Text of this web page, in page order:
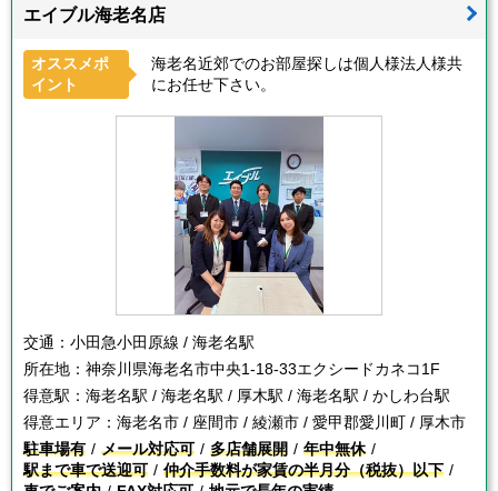
エイブル海老名店
オススメポ
イント
海老名近郊でのお部屋探しは個人様法人様共
にお任せ下さい。
交通： 小田急小田原線 / 海老名駅
所在地： 神奈川県海老名市中央1-18-33エクシードカネコ1F
得意駅： 海老名駅 / 海老名駅 / 厚木駅 / 海老名駅 / かしわ台駅
得意エリア： 海老名市 / 座間市 / 綾瀬市 / 愛甲郡愛川町 / 厚木市
駐車場有
メール対応可 多店舗展開
年中無休
駅まで車で送迎可
仲介手数料が家賃の半月分（税抜）以下